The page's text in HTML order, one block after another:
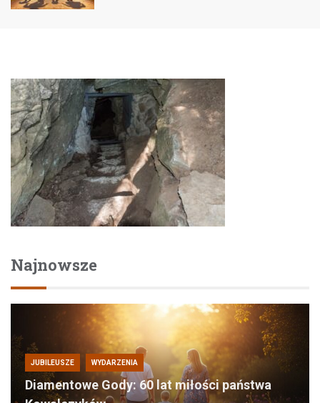
Najnowsze
JUBILEUSZE WYDARZENIA
Diamentowe Gody: 60 lat miłości państwa